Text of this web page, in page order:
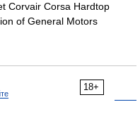
Corvair Corsa Hardtop
of General Motors
18+